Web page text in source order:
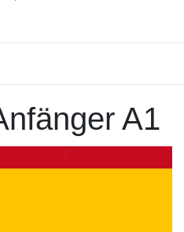
A1